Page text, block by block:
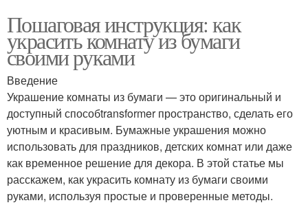
Пошаговая инструкция: как
украсить комнату из бумаги
своими руками
Введение
Украшение комнаты из бумаги — это оригинальный и
доступный способtransformer пространство, сделать его
уютным и красивым. Бумажные украшения можно
использовать для праздников, детских комнат или даже
как временное решение для декора. В этой статье мы
расскажем, как украсить комнату из бумаги своими
руками, используя простые и проверенные методы.